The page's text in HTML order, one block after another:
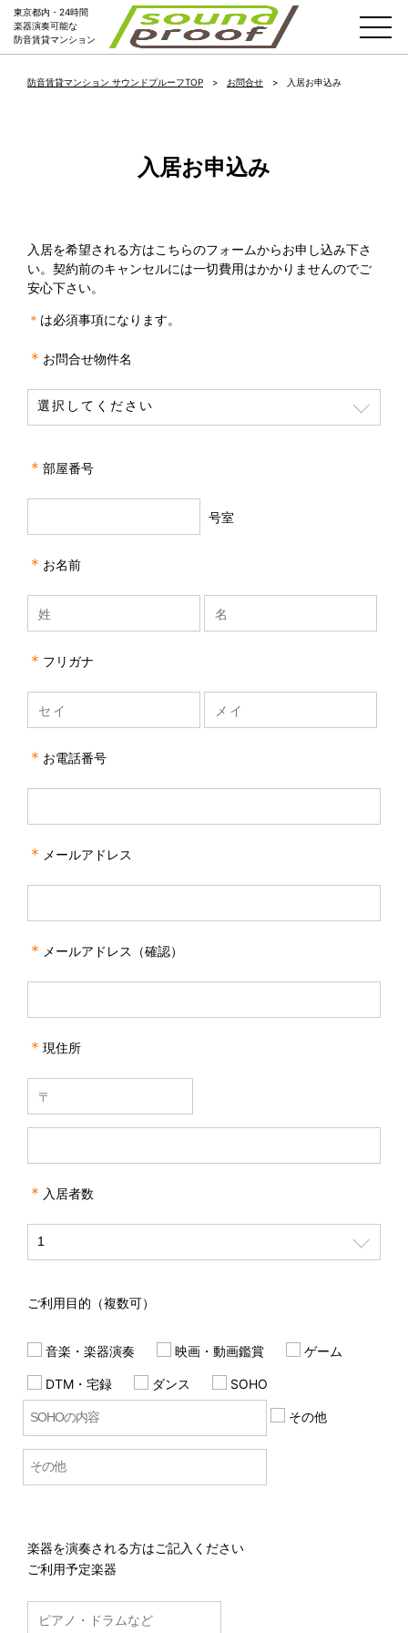
東京都内・24時間
楽器演奏可能な
防音賃貸マンション
防音賃貸マンション サウンドプルーフTOP お問合せ 入居お申込み
入居お申込み
入居を希望される方はこちらのフォームからお申し込み下さ
い。 契約前のキャンセルには一切費用はかかりませんのでご
安心下さい。
＊ は必須事項になります。
＊ お問合せ物件名
＊ 部屋番号
号室
＊ お名前
＊ フリガナ
＊ お電話番号
＊ メールアドレス
＊ メールアドレス（確認）
＊ 現住所
＊ 入居者数
ご利用目的（複数可）
音楽・楽器演奏 映画・動画鑑賞 ゲーム
DTM・宅録 ダンス SOHO
その他
楽器を演奏される方はご記入ください
ご利用予定楽器